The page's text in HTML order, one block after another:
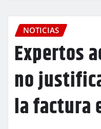
NOTICIAS
Expertos
no
la factura